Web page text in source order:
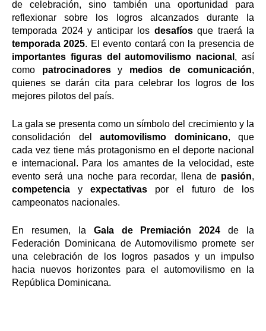
de celebración, sino también una oportunidad para
reflexionar sobre los logros alcanzados durante la
temporada 2024 y anticipar los desafíosque traerá la
temporada 2025. El evento contará con la presencia de
importantes figuras del automovilismo nacional , así
como patrocinadoresy medios de comunicación,
quienes se darán cita para celebrar los logros de los
mejores pilotos del país.
La gala se presenta como un símbolo del crecimiento y la
consolidación del automovilismo dominicano, que
cada vez tiene más protagonismo en el deporte nacional
e internacional. Para los amantes de la velocidad, este
evento será una noche para recordar, llena de pasión,
competencia y expectativas por el futuro de los
campeonatos nacionales.
En resumen, la Gala de Premiación 2024 de la
Federación Dominicana de Automovilismo promete ser
una celebración de los logros pasados y un impulso
hacia nuevos horizontes para el automovilismo en la
República Dominicana.